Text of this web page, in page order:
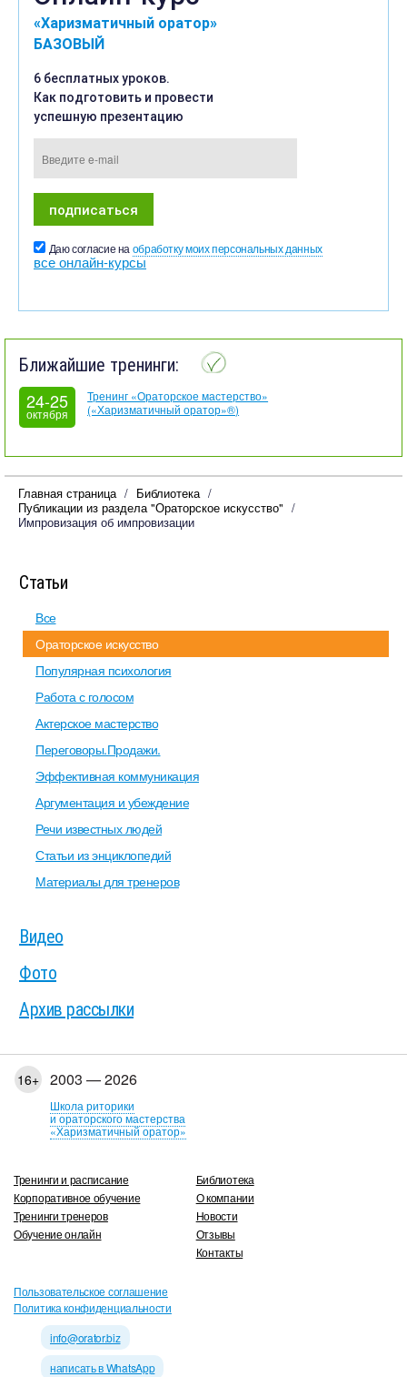
«Харизматичный оратор»
БАЗОВЫЙ
6 бесплатных уроков.
Как подготовить и провести
успешную презентацию
Даю согласие на обработку моих персональных данных
все онлайн-курсы
Ближайшие тренинги:
24-25
октября
Тренинг «Ораторское мастерство»
(«Харизматичный оратор»®)
Главная страница
Библиотека
Публикации из раздела "Ораторское искусство"
Импровизация об импровизации
Статьи
Все
Ораторское искусство
Популярная психология
Работа с голосом
Актерское мастерство
Переговоры.Продажи.
Эффективная коммуникация
Аргументация и убеждение
Речи известных людей
Статьи из энциклопедий
Материалы для тренеров
Видео
Фото
Архив рассылки
16+ 2003 — 2026
Школа риторики
и ораторского мастерства
«Харизматичный оратор»
Тренинги и расписание
Корпоративное обучение
Тренинги тренеров
Обучение онлайн
Библиотека
О компании
Новости
Отзывы
Контакты
Пользовательское соглашение
Политика конфиденциальности
info@orator.biz
написать в WhatsApp